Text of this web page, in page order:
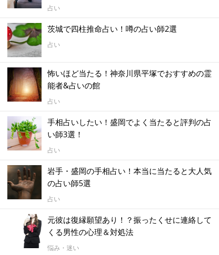
占い
茨城で四柱推命占い！噂の占い師2選
占い
怖いほど当たる！神奈川県平塚でおすすめの霊
能者&占いの館
占い
手相占いしたい！盛岡でよく当たると評判の占
い師3選！
占い
岩手・盛岡の手相占い！本当に当たると大人気
の占い師5選
占い
元彼は復縁願望あり！？振ったくせに連絡して
くる男性の心理＆対処法
悩み・迷い